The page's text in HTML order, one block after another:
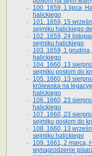
100. 1659, 1 lipca,
halickiego
101. 1659, 15
sejmiku halickiego
102. 1659, 24
sejmiku halickiego
103. 1659, 1
halickiego
104. 1660, 13
sejmiku posłom do
105. 1660, 13
królewska na
halickiego
106. 1660, 23
halickiego
107. 1660, 23
sejmiku posłom do
108. 1660, 13
sejmiku halickiego
109. 1661, 2 marca,
wynagrodzenie